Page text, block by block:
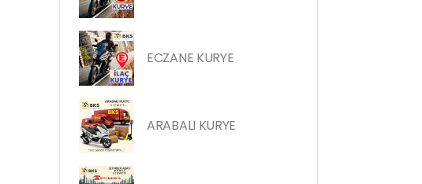
ECZANE KURYE
ARABALI KURYE